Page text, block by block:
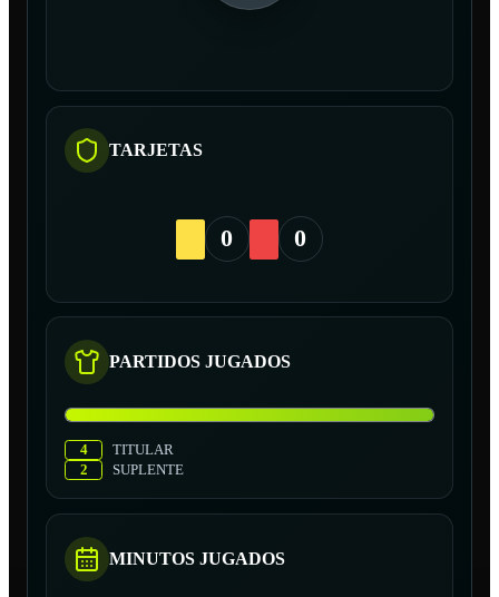
TARJETAS
0 0
PARTIDOS JUGADOS
4
TITULAR
2
SUPLENTE
MINUTOS JUGADOS